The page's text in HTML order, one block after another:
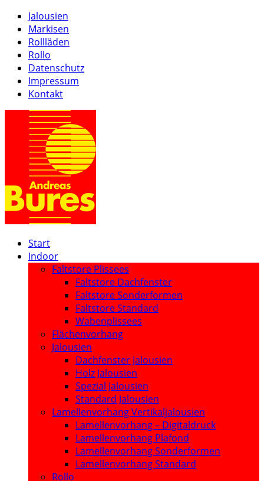
Jalousien
Markisen
Rollläden
Rollo
Datenschutz
Impressum
Kontakt
Start
Indoor
Faltstore Plissees
Faltstore Dachfenster
Faltstore Sonderformen
Faltstore Standard
Wabenplissees
Flächenvorhang
Jalousien
Dachfenster Jalousien
Holz Jalousien
Spezial Jalousien
Standard Jalousien
Lamellenvorhang Vertikaljalousien
Lamellenvorhang – Digitaldruck
Lamellenvorhang Plafond
Lamellenvorhang Sonderformen
Lamellenvorhang Standard
Rollo